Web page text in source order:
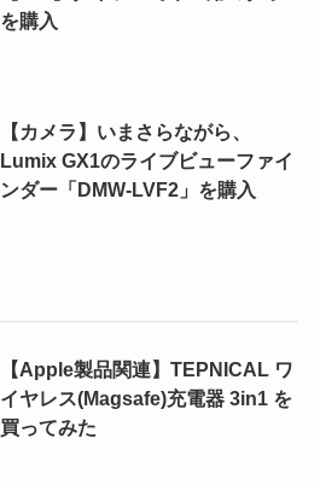
を購入
【カメラ】いまさらながら、
Lumix GX1のライブビューファイ
ンダー「DMW-LVF2」を購入
【Apple製品関連】TEPNICAL ワ
イヤレス(Magsafe)充電器 3in1 を
買ってみた